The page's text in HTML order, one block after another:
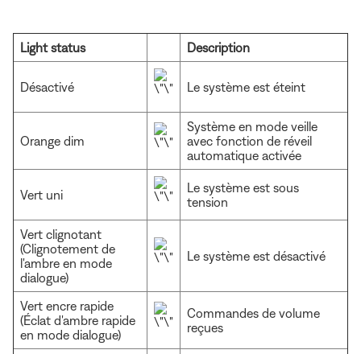
Light status Description
Désactivé Le système est éteint
Orange dim
Système en mode veille
avec fonction de réveil
automatique activée
Vert uni
Le système est sous
tension
Vert clignotant
(Clignotement de
l'ambre en mode
dialogue)
Le système est désactivé
Vert encre rapide
(Éclat d'ambre rapide
en mode dialogue)
Commandes de volume
reçues